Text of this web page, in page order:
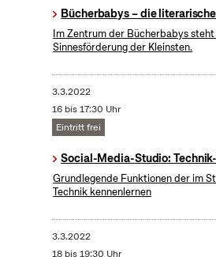
Bücherbabys – die
Im Zentrum der Bücherbabys
Sinnesförderung der Kleinsten.
3.3.2022
16 bis 17:30 Uhr
Eintritt frei
Social-Media-Studio:
Grundlegende Funktionen der im
Technik kennenlernen
3.3.2022
18 bis 19:30 Uhr